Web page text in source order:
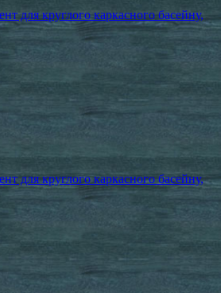
для круглого каркасного басейну,
для круглого каркасного басейну,